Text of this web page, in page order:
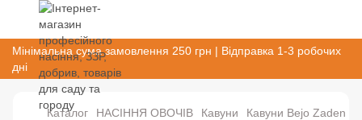
Мінімальна сума замовлення 250 грн | Відправка 1-3 робочих
дні
Каталог НАСІННЯ ОВОЧІВ Кавуни Кавуни Bejo Zaden